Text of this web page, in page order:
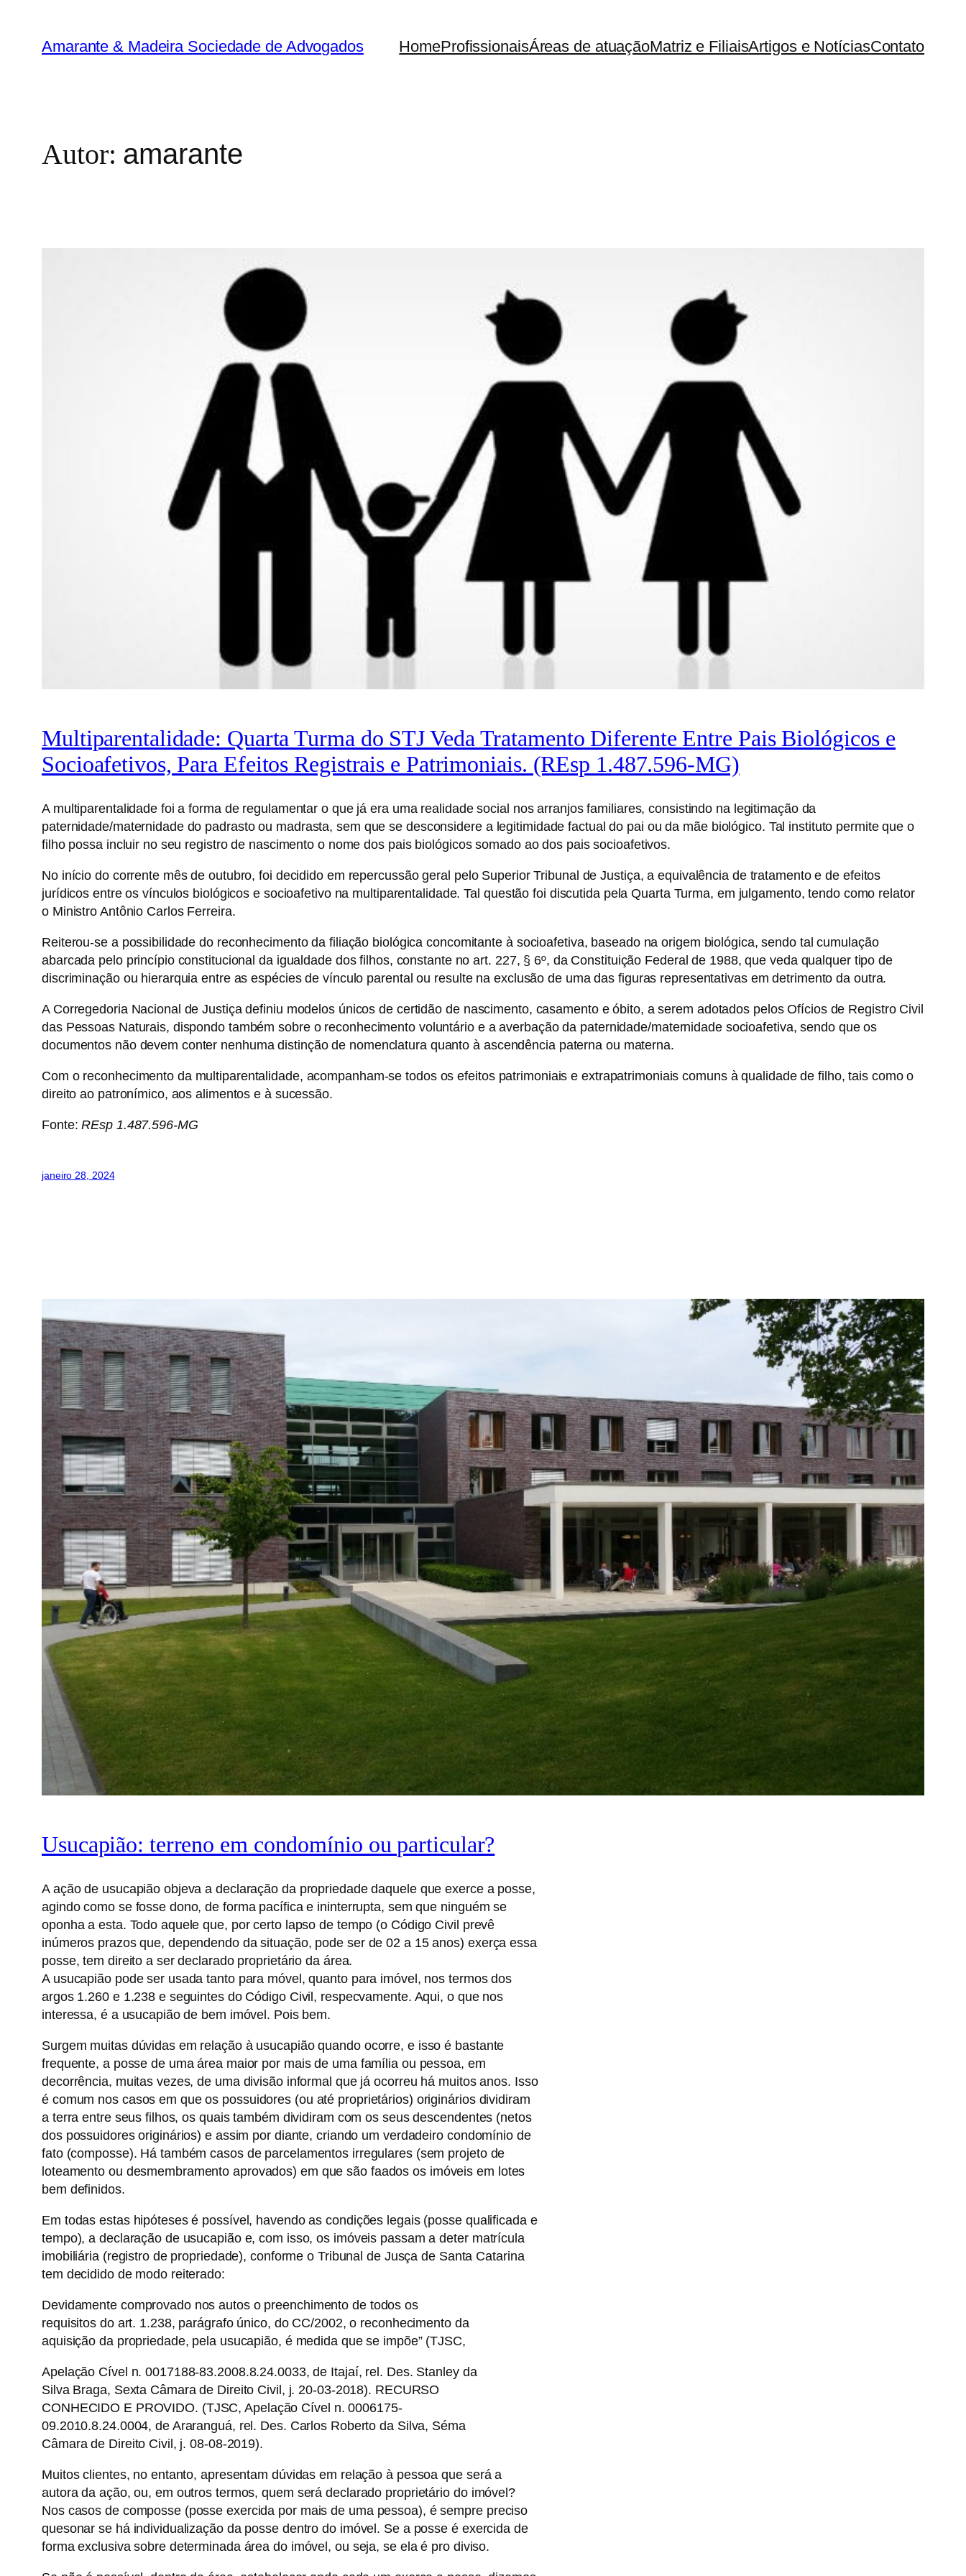
Amarante & Madeira Sociedade de Advogados HomeProfissionaisÁreas de atuaçãoMatriz e FiliaisArtigos e NotíciasContato
Autor: amarante
Multiparentalidade: Quarta Turma do STJ Veda Tratamento Diferente Entre Pais Biológicos e
Socioafetivos, Para Efeitos Registrais e Patrimoniais. (REsp 1.487.596-MG)
A multiparentalidade foi a forma de regulamentar o que já era uma realidade social nos arranjos familiares, consistindo na legitimação da
paternidade/maternidade do padrasto ou madrasta, sem que se desconsidere a legitimidade factual do pai ou da mãe biológico. Tal instituto permite que o
filho possa incluir no seu registro de nascimento o nome dos pais biológicos somado ao dos pais socioafetivos.
No início do corrente mês de outubro, foi decidido em repercussão geral pelo Superior Tribunal de Justiça, a equivalência de tratamento e de efeitos
jurídicos entre os vínculos biológicos e socioafetivo na multiparentalidade. Tal questão foi discutida pela Quarta Turma, em julgamento, tendo como relator
o Ministro Antônio Carlos Ferreira.
Reiterou-se a possibilidade do reconhecimento da filiação biológica concomitante à socioafetiva, baseado na origem biológica, sendo tal cumulação
abarcada pelo princípio constitucional da igualdade dos filhos, constante no art. 227, § 6º, da Constituição Federal de 1988, que veda qualquer tipo de
discriminação ou hierarquia entre as espécies de vínculo parental ou resulte na exclusão de uma das figuras representativas em detrimento da outra.
A Corregedoria Nacional de Justiça definiu modelos únicos de certidão de nascimento, casamento e óbito, a serem adotados pelos Ofícios de Registro Civil
das Pessoas Naturais, dispondo também sobre o reconhecimento voluntário e a averbação da paternidade/maternidade socioafetiva, sendo que os
documentos não devem conter nenhuma distinção de nomenclatura quanto à ascendência paterna ou materna.
Com o reconhecimento da multiparentalidade, acompanham-se todos os efeitos patrimoniais e extrapatrimoniais comuns à qualidade de filho, tais como o
direito ao patronímico, aos alimentos e à sucessão.
Fonte:REsp 1.487.596-MG
janeiro 28, 2024
Usucapião: terreno em condomínio ou particular?
A ação de usucapião objeva a declaração da propriedade daquele que exerce a posse,
agindo como se fosse dono, de forma pacífica e ininterrupta, sem que ninguém se
oponha a esta. Todo aquele que, por certo lapso de tempo (o Código Civil prevê
inúmeros prazos que, dependendo da situação, pode ser de 02 a 15 anos) exerça essa
posse, tem direito a ser declarado proprietário da área.
A usucapião pode ser usada tanto para móvel, quanto para imóvel, nos termos dos
argos 1.260 e 1.238 e seguintes do Código Civil, respecvamente. Aqui, o que nos
interessa, é a usucapião de bem imóvel. Pois bem.
Surgem muitas dúvidas em relação à usucapião quando ocorre, e isso é bastante
frequente, a posse de uma área maior por mais de uma família ou pessoa, em
decorrência, muitas vezes, de uma divisão informal que já ocorreu há muitos anos. Isso
é comum nos casos em que os possuidores (ou até proprietários) originários dividiram
a terra entre seus filhos, os quais também dividiram com os seus descendentes (netos
dos possuidores originários) e assim por diante, criando um verdadeiro condomínio de
fato (composse). Há também casos de parcelamentos irregulares (sem projeto de
loteamento ou desmembramento aprovados) em que são faados os imóveis em lotes
bem definidos.
Em todas estas hipóteses é possível, havendo as condições legais (posse qualificada e
tempo), a declaração de usucapião e, com isso, os imóveis passam a deter matrícula
imobiliária (registro de propriedade), conforme o Tribunal de Jusça de Santa Catarina
tem decidido de modo reiterado:
Devidamente comprovado nos autos o preenchimento de todos os
requisitos do art. 1.238, parágrafo único, do CC/2002, o reconhecimento da
aquisição da propriedade, pela usucapião, é medida que se impõe” (TJSC,
Apelação Cível n. 0017188-83.2008.8.24.0033, de Itajaí, rel. Des. Stanley da
Silva Braga, Sexta Câmara de Direito Civil, j. 20-03-2018). RECURSO
CONHECIDO E PROVIDO. (TJSC, Apelação Cível n. 0006175-
09.2010.8.24.0004, de Araranguá, rel. Des. Carlos Roberto da Silva, Séma
Câmara de Direito Civil, j. 08-08-2019).
Muitos clientes, no entanto, apresentam dúvidas em relação à pessoa que será a
autora da ação, ou, em outros termos, quem será declarado proprietário do imóvel?
Nos casos de composse (posse exercida por mais de uma pessoa), é sempre preciso
quesonar se há individualização da posse dentro do imóvel. Se a posse é exercida de
forma exclusiva sobre determinada área do imóvel, ou seja, se ela é pro diviso.